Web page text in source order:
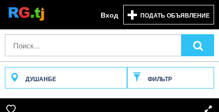
Вход ПОДАТЬ ОБЪЯВЛЕНИЕ
ДУШАНБЕ ФИЛЬТР